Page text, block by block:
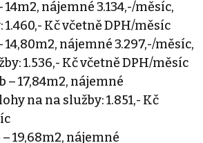
14m2, nájemné 3.134,-/měsíc,
Kč včetně DPH/měsíc
14,80m2, nájemné 3.297,-/měsíc,
1.536,- Kč včetně DPH/měsíc
– 17,84m2, nájemné
na na služby: 1.851,- Kč
– 19,68m2, nájemné